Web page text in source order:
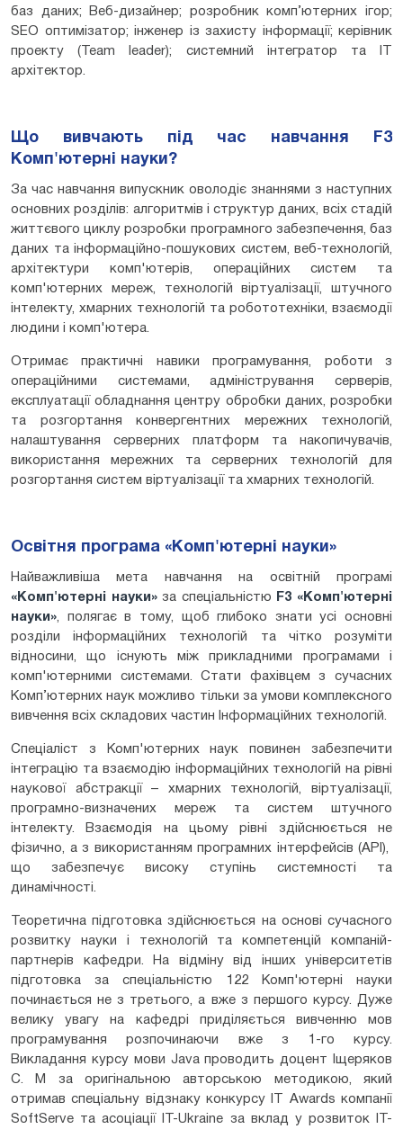
баз даних; Веб-дизайнер; розробник комп’ютерних ігор;
SEO оптимізатор; інженер із захисту інформації; керівник
проекту (Team leader); системний інтегратор та ІТ
архітектор.
Що вивчають під час навчання F3
Комп'ютерні науки?
За час навчання випускник оволодіє знаннями з наступних
основних розділів: алгоритмів і структур даних, всіх стадій
життєвого циклу розробки програмного забезпечення, баз
даних та інформаційно-пошукових систем, веб-технологій,
архітектури комп'ютерів, операційних систем та
комп'ютерних мереж, технологій віртуалізації, штучного
інтелекту, хмарних технологій та робототехніки, взаємодії
людини і комп'ютера.
Отримає практичні навики програмування, роботи з
операційними системами, адміністрування серверів,
експлуатації обладнання центру обробки даних, розробки
та розгортання конвергентних мережних технологій,
налаштування серверних платформ та накопичувачів,
використання мережних та серверних технологій для
розгортання систем віртуалізації та хмарних технологій.
Освітня програма «Комп'ютерні науки»
Найважливіша мета навчання на освітній програмі
«Комп'ютерні науки»за спеціальністю F3 «Комп'ютерні
науки», полягає в тому, щоб глибоко знати усі основні
розділи інформаційних технологій та чітко розуміти
відносини, що існують між прикладними програмами і
комп'ютерними системами. Стати фахівцем з сучасних
Комп’ютерних наук можливо тільки за умови комплексного
вивчення всіх складових частин Інформаційних технологій.
Спеціаліст з Комп'ютерних наук повинен забезпечити
інтеграцію та взаємодію інформаційних технологій на рівні
наукової абстракції – хмарних технологій, віртуалізації,
програмно-визначених мереж та систем штучного
інтелекту. Взаємодія на цьому рівні здійснюється не
фізично, а з використанням програмних інтерфейсів (API),
що забезпечує високу ступінь системності та
динамічності.
Теоретична підготовка здійснюється на основі сучасного
розвитку науки і технологій та компетенцій компаній-
партнерів кафедри. На відміну від інших університетів
підготовка за спеціальністю 122 Комп'ютерні науки
починається не з третього, а вже з першого курсу. Дуже
велику увагу на кафедрі приділяється вивченню мов
програмування розпочинаючи вже з 1-го курсу.
Викладання курсу мови Java проводить доцент Іщеряков
С. М за оригінальною авторською методикою, який
отримав спеціальну відзнаку конкурсу IT Awards компанії
SoftServe та асоціації IT-Ukraine за вклад у розвиток ІТ-